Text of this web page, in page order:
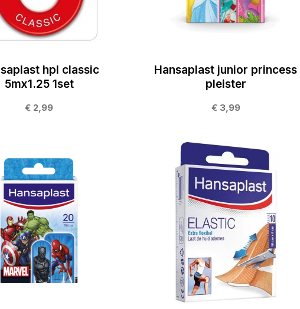
hpl classic
5mx1.25 1set
€ 2,99
Hansaplast junior princess
pleister
€ 3,99